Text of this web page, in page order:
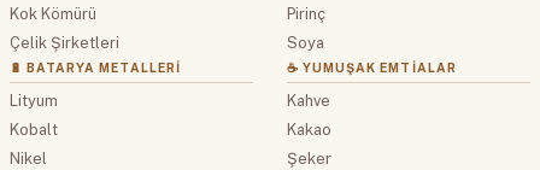
Kok Kömürü
Çelik Şirketleri
🔋 BATARYA METALLERI
Lityum
Kobalt
Nikel
Pirinç
Soya
☕ YUMUŞAK EMTIALAR
Kahve
Kakao
Şeker